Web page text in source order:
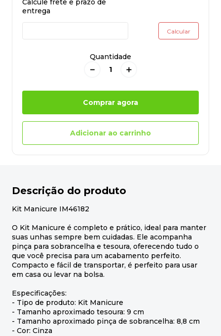
Quantidade
＋
－
Comprar agora
Adicionar ao carrinho
Descrição do produto
Kit Manicure IM46182
O Kit Manicure é completo e prático, ideal para manter
suas unhas sempre bem cuidadas. Ele acompanha
pinça para sobrancelha e tesoura, oferecendo tudo o
que você precisa para um acabamento perfeito.
Compacto e fácil de transportar, é perfeito para usar
em casa ou levar na bolsa.
Especificações:
- Tipo de produto: Kit Manicure
- Tamanho aproximado tesoura: 9 cm
- Tamanho aproximado pinça de sobrancelha: 8,8 cm
- Cor: Cinza